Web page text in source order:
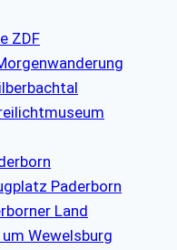
ZDF
Paderborn
Land
Wewelsburg